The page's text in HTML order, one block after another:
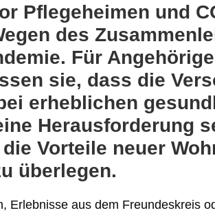
Pflegeheimen und
des
Für
sie, dass die
erheblichen
Herausforderung
Vorteile neuer
überlegen.
Erlebnisse aus dem Freundeskreis